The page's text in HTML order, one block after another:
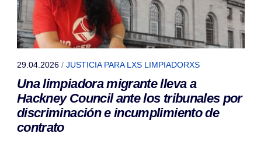
29.04.2026 / JUSTICIA PARA LXS LIMPIADORXS
Una limpiadora migrante lleva a
Hackney Council ante los tribunales por
discriminación e incumplimiento de
contrato